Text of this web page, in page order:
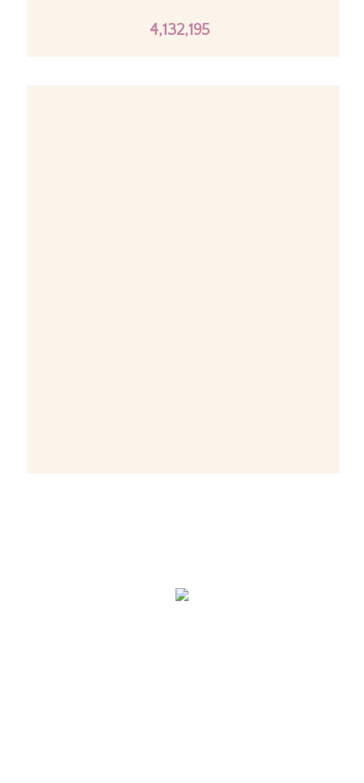
4,132,195